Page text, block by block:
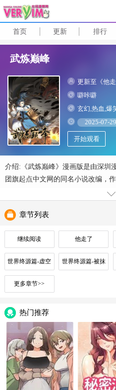
首页 更新 排行
武炼巅峰
更新至《他走
噼咔噼
玄幻,热血,爆
2025-07-
开始观看
介绍:《武炼巅峰》漫画版是由深圳
团旗起点中文网的同名小说改编，
章节列表
继续阅读 他走了
世界终源篇-虚空
之名
世界终源篇-被抹
更多章节>>
热门推荐